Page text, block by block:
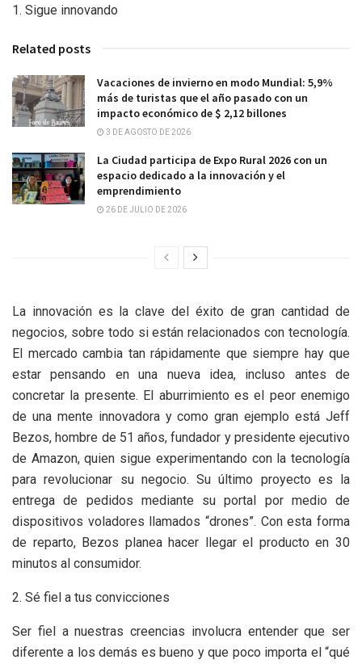
1. Sigue innovando
Related posts
Vacaciones de invierno en modo Mundial: 5,9%
más de turistas que el año pasado con un
impacto económico de $ 2,12 billones
3 DE AGOSTO DE 2026
La Ciudad participa de Expo Rural 2026 con un
espacio dedicado a la innovación y el
emprendimiento
26 DE JULIO DE 2026
La innovación es la clave del éxito de gran cantidad de
negocios, sobre todo si están relacionados con tecnología.
El mercado cambia tan rápidamente que siempre hay que
estar pensando en una nueva idea, incluso antes de
concretar la presente. El aburrimiento es el peor enemigo
de una mente innovadora y como gran ejemplo está Jeff
Bezos, hombre de 51 años, fundador y presidente ejecutivo
de Amazon, quien sigue experimentando con la tecnología
para revolucionar su negocio. Su último proyecto es la
entrega de pedidos mediante su portal por medio de
dispositivos voladores llamados “drones”. Con esta forma
de reparto, Bezos planea hacer llegar el producto en 30
minutos al consumidor.
2. Sé fiel a tus convicciones
Ser fiel a nuestras creencias involucra entender que ser
diferente a los demás es bueno y que poco importa el “qué